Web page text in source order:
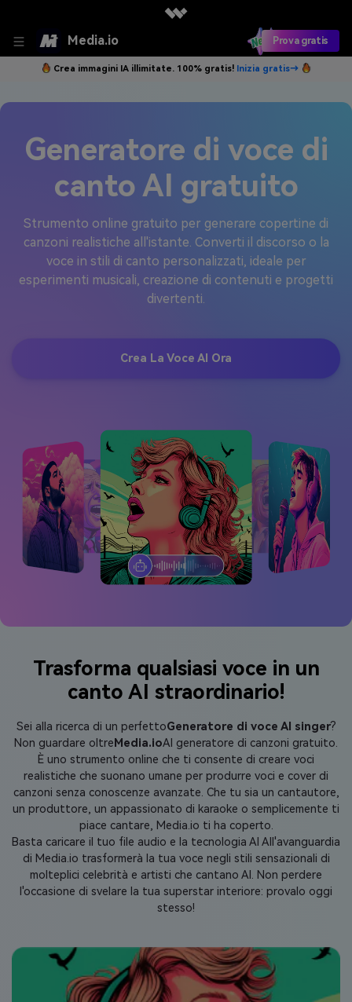
Media.io Prova gratis
Crea immagini IA illimitate. 100% gratis! Inizia gratis→
Generatore di voce di
canto AI gratuito
Strumento online gratuito per generare copertine di
canzoni realistiche all'istante. Converti il discorso o la
voce in stili di canto personalizzati, ideale per
esperimenti musicali, creazione di contenuti e progetti
divertenti.
Crea La Voce AI Ora
Trasforma qualsiasi voce in un
canto AI straordinario!
Sei alla ricerca di un perfettoGeneratore di voce AI singer?
Non guardare oltreMedia.ioAI generatore di canzoni gratuito.
È uno strumento online che ti consente di creare voci
realistiche che suonano umane per produrre voci e cover di
canzoni senza conoscenze avanzate. Che tu sia un cantautore,
un produttore, un appassionato di karaoke o semplicemente ti
piace cantare, Media.io ti ha coperto.
Basta caricare il tuo file audio e la tecnologia AI All'avanguardia
di Media.io trasformerà la tua voce negli stili sensazionali di
molteplici celebrità e artisti che cantano AI. Non perdere
l'occasione di svelare la tua superstar interiore: provalo oggi
stesso!